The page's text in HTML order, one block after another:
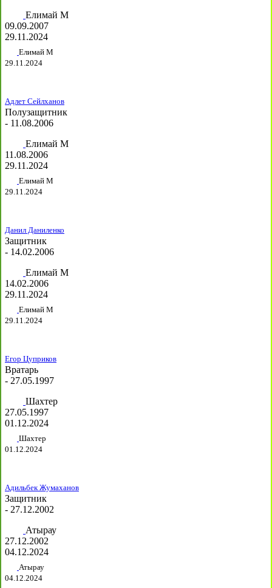
Елимай М
09.09.2007
29.11.2024
Елимай М
29.11.2024
Адлет Сейлханов
Полузащитник
- 11.08.2006
Елимай М
11.08.2006
29.11.2024
Елимай М
29.11.2024
Данил Даниленко
Защитник
- 14.02.2006
Елимай М
14.02.2006
29.11.2024
Елимай М
29.11.2024
Егор Цуприков
Вратарь
- 27.05.1997
Шахтер
27.05.1997
01.12.2024
Шахтер
01.12.2024
Адильбек Жумаханов
Защитник
- 27.12.2002
Атырау
27.12.2002
04.12.2024
Атырау
04.12.2024